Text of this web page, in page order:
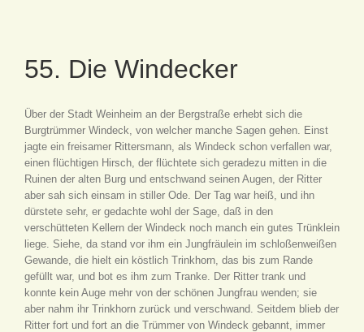
55. Die Windecker
Über der Stadt Weinheim an der Bergstraße erhebt sich die
Burgtrümmer Windeck, von welcher manche Sagen gehen. Einst
jagte ein freisamer Rittersmann, als Windeck schon verfallen war,
einen flüchtigen Hirsch, der flüchtete sich geradezu mitten in die
Ruinen der alten Burg und entschwand seinen Augen, der Ritter
aber sah sich einsam in stiller Ode. Der Tag war heiß, und ihn
dürstete sehr, er gedachte wohl der Sage, daß in den
verschütteten Kellern der Windeck noch manch ein gutes Trünklein
liege. Siehe, da stand vor ihm ein Jungfräulein im schloßenweißen
Gewande, die hielt ein köstlich Trinkhorn, das bis zum Rande
gefüllt war, und bot es ihm zum Tranke. Der Ritter trank und
konnte kein Auge mehr von der schönen Jungfrau wenden; sie
aber nahm ihr Trinkhorn zurück und verschwand. Seitdem blieb der
Ritter fort und fort an die Trümmer von Windeck gebannt, immer